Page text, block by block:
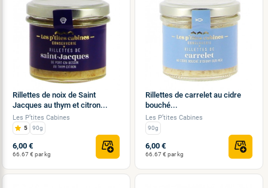
Rillettes de noix de Saint
Jacques au thym et citron...
Les P’tites Cabines
5 90g
6,00 €
66.67 € par kg
Rillettes de carrelet au cidre
bouché...
Les P’tites Cabines
90g
6,00 €
66.67 € par kg